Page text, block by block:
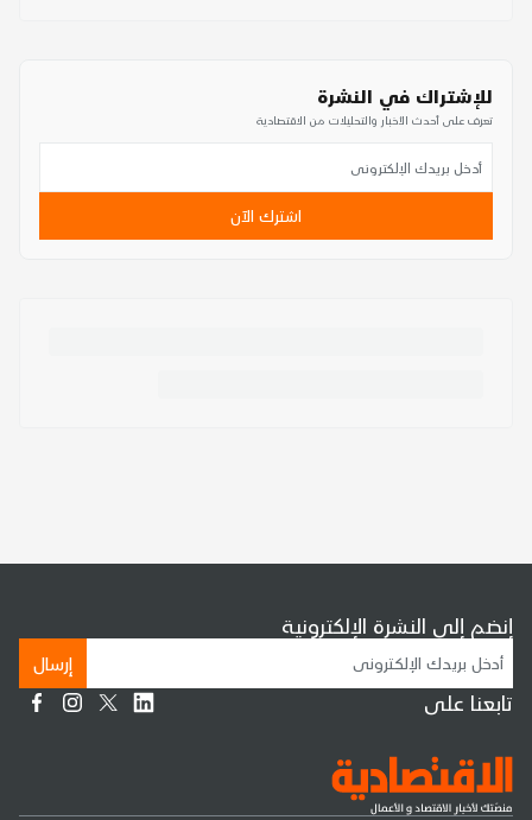
للإشتراك في النشرة
تعرف على أحدث الأخبار والتحليلات من الاقتصادية
اشترك الآن
إنضم إلى النشرة الإلكترونية
إرسال
تابعنا على